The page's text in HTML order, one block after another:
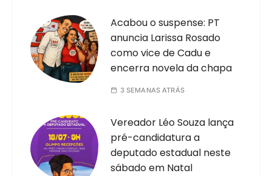
Acabou o suspense: PT
anuncia Larissa Rosado
como vice de Cadu e
encerra novela da chapa
3 SEMANAS ATRÁS
Vereador Léo Souza lança
pré-candidatura a
deputado estadual neste
sábado em Natal